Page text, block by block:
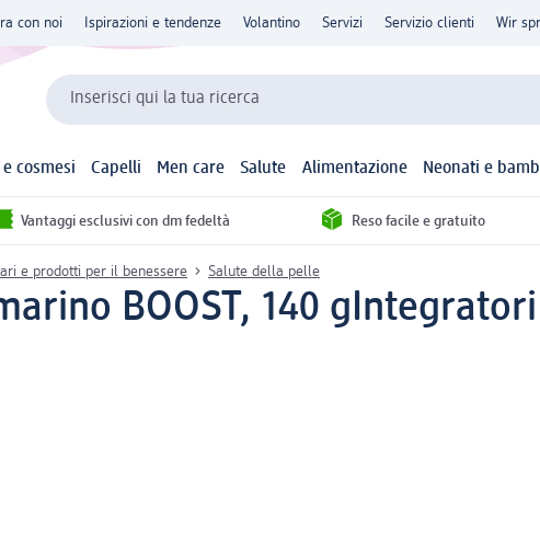
con noi Ispirazioni e tendenze Volantino Servizi Servizio clienti Wir
Inserisci qui la tua ricerca
cosmesi Capelli Men care Salute Alimentazione Neonati e
Vantaggi esclusivi con dm fedeltà Reso facile e gratuito
e prodotti per il benessere Salute della pelle
BOOST, 140 gIntegratori